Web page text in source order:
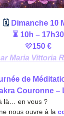
🗓 Dimanche 10
⏳ 10h – 17h30
💜150 €
Maria Vittoria
de
Couronne –
là… en vous ?
nous ouvre à la